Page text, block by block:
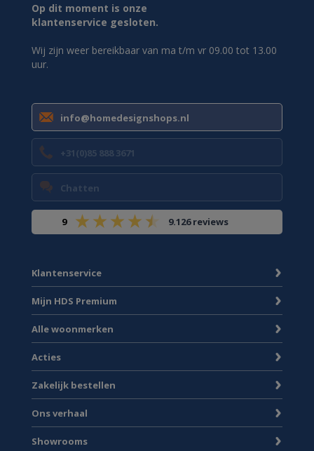
Op dit moment is onze
klantenservice gesloten.
Wij zijn weer bereikbaar van ma t/m vr 09.00 tot 13.00
uur.
info@homedesignshops.nl
+31(0)85 888 3671
Chatten
9 9.126 reviews
Klantenservice
Mijn HDS Premium
Alle woonmerken
Acties
Zakelijk bestellen
Ons verhaal
Showrooms